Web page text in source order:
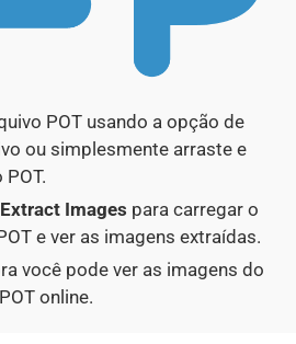
POT usando a opção de
ou simplesmente arraste e
Extract Images para carregar o
e ver as imagens extraídas.
você pode ver as imagens do
online.